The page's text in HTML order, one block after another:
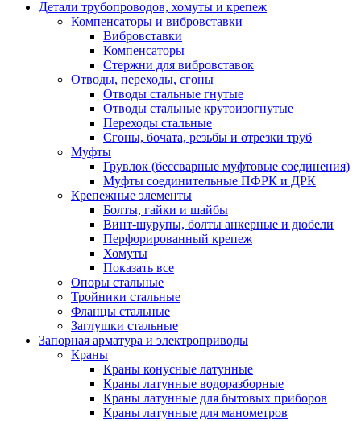
Детали трубопроводов, хомуты и крепеж
Компенсаторы и вибровставки
Вибровставки
Компенсаторы
Стержни для вибровставок
Отводы, переходы, сгоны
Отводы стальные гнутые
Отводы стальные крутоизогнутые
Переходы стальные
Сгоны, бочата, резьбы и отрезки труб
Муфты
Грувлок (бессварные муфтовые соединения)
Муфты соединительные ПФРК и ДРК
Крепежные элементы
Болты, гайки и шайбы
Винт-шурупы, болты анкерные и дюбели
Перфорированный крепеж
Хомуты
Показать все
Опоры стальные
Тройники стальные
Фланцы стальные
Заглушки стальные
Запорная арматура и электроприводы
Краны
Краны конусные латунные
Краны латунные водоразборные
Краны латунные для бытовых приборов
Краны латунные для манометров